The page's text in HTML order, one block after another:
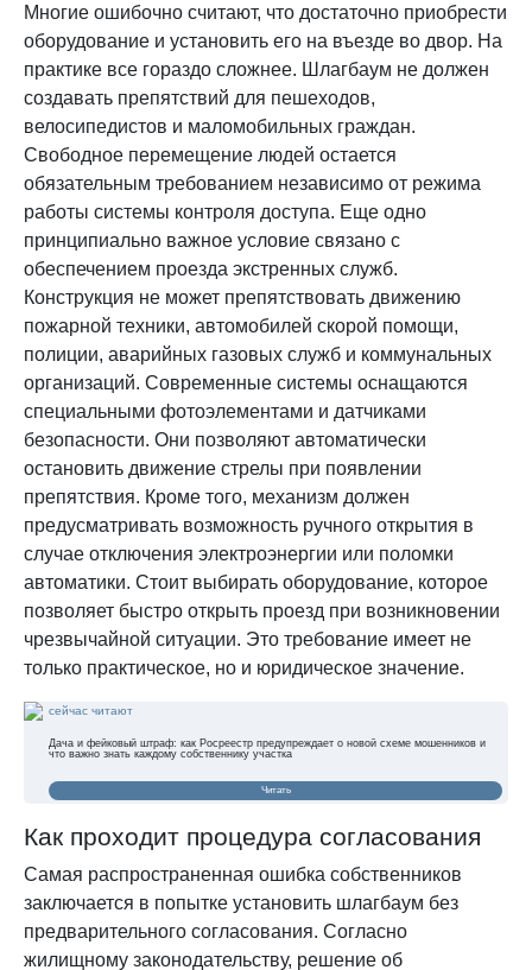
Многие ошибочно считают, что достаточно приобрести
оборудование и установить его на въезде во двор. На
практике все гораздо сложнее. Шлагбаум не должен
создавать препятствий для пешеходов,
велосипедистов и маломобильных граждан.
Свободное перемещение людей остается
обязательным требованием независимо от режима
работы системы контроля доступа. Еще одно
принципиально важное условие связано с
обеспечением проезда экстренных служб.
Конструкция не может препятствовать движению
пожарной техники, автомобилей скорой помощи,
полиции, аварийных газовых служб и коммунальных
организаций. Современные системы оснащаются
специальными фотоэлементами и датчиками
безопасности. Они позволяют автоматически
остановить движение стрелы при появлении
препятствия. Кроме того, механизм должен
предусматривать возможность ручного открытия в
случае отключения электроэнергии или поломки
автоматики. Стоит выбирать оборудование, которое
позволяет быстро открыть проезд при возникновении
чрезвычайной ситуации. Это требование имеет не
только практическое, но и юридическое значение.
сейчас читают
Дача и фейковый штраф: как Росреестр предупреждает о новой схеме мошенников и
что важно знать каждому собственнику участка
Читать
Как проходит процедура согласования
Самая распространенная ошибка собственников
заключается в попытке установить шлагбаум без
предварительного согласования. Согласно
жилищному законодательству, решение об